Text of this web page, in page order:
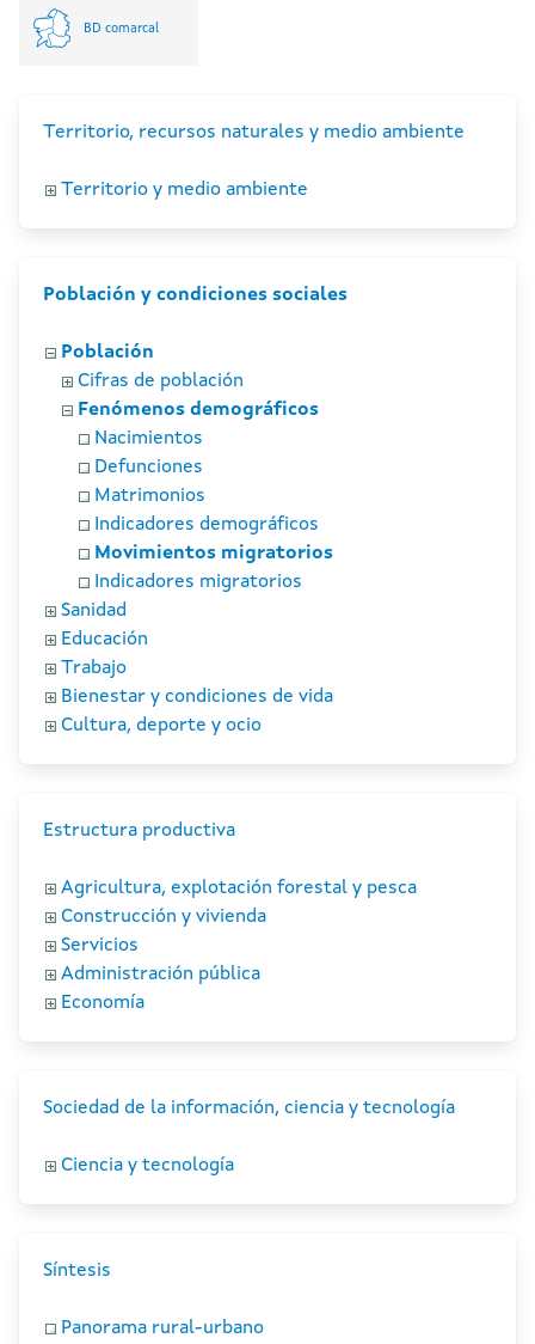
BD comarcal
Territorio, recursos naturales y medio ambiente
Territorio y medio ambiente
Población y condiciones sociales
Población
Cifras de población
Fenómenos demográficos
Nacimientos
Defunciones
Matrimonios
Indicadores demográficos
Movimientos migratorios
Indicadores migratorios
Sanidad
Educación
Trabajo
Bienestar y condiciones de vida
Cultura, deporte y ocio
Estructura productiva
Agricultura, explotación forestal y pesca
Construcción y vivienda
Servicios
Administración pública
Economía
Sociedad de la información, ciencia y tecnología
Ciencia y tecnología
Síntesis
Panorama rural-urbano